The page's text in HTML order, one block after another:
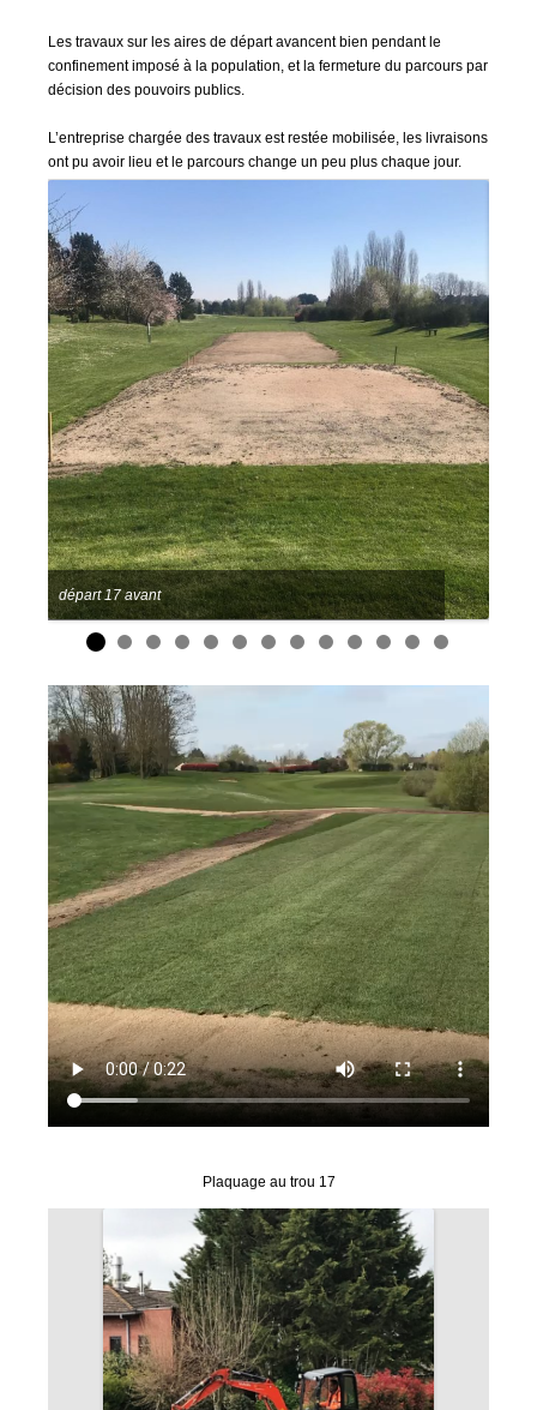
Les travaux sur les aires de départ avancent bien pendant le
confinement imposé à la population, et la fermeture du parcours par
décision des pouvoirs publics.
L’entreprise chargée des travaux est restée mobilisée, les livraisons
ont pu avoir lieu et le parcours change un peu plus chaque jour.
départ 17 avant
Plaquage au trou 17